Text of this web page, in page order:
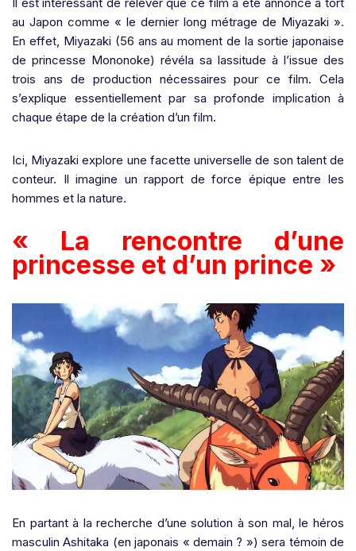
Il est intéressant de relever que ce film a été annoncé à tort
au Japon comme « le dernier long métrage de Miyazaki ».
En effet, Miyazaki (56 ans au moment de la sortie japonaise
de princesse Mononoke) révéla sa lassitude à l’issue des
trois ans de production nécessaires pour ce film. Cela
s’explique essentiellement par sa profonde implication à
chaque étape de la création d’un film.
Ici, Miyazaki explore une facette universelle de son talent de
conteur. Il imagine un rapport de force épique entre les
hommes et la nature.
« La rencontre d’une
princesse et d’un prince »
En partant à la recherche d’une solution à son mal, le héros
masculin Ashitaka (en japonais « demain ? ») sera témoin de